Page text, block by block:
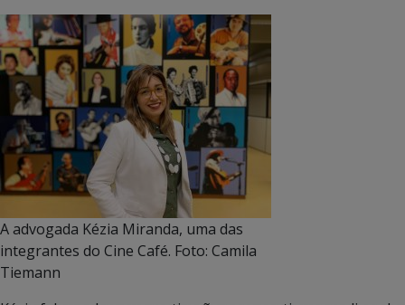
A advogada Kézia Miranda, uma das
integrantes do Cine Café. Foto: Camila
Tiemann